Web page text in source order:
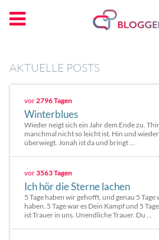
AKTUELLE POSTS
vor2796 Tagen
Winterblues
Wieder neigt sich ein Jahr dem Ende zu.
manchmal nicht so leicht ist. Hin und
überwiegt. Jonah ist da und bringt ...
vor3563 Tagen
Ich hör die Sterne lachen
5 Tage haben wir gehofft, und genau 5
haben. 5 Tage war es Dein Kampf und 5
ist Trauer in uns. Unendliche Trauer. Du ...